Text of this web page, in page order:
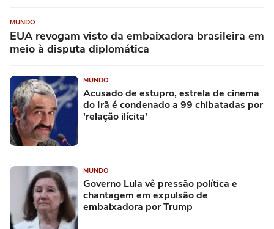
MUNDO
EUA revogam visto da embaixadora brasileira em
meio à disputa diplomática
MUNDO
Acusado de estupro, estrela de cinema
do Irã é condenado a 99 chibatadas por
'relação ilícita'
MUNDO
Governo Lula vê pressão política e
chantagem em expulsão de
embaixadora por Trump